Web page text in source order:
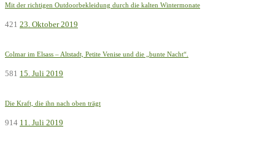
Mit der richtigen Outdoorbekleidung durch die kalten Wintermonate
421 23. Oktober 2019
Colmar im Elsass – Altstadt, Petite Venise und die „bunte Nacht“.
581 15. Juli 2019
Die Kraft, die ihn nach oben trägt
914 11. Juli 2019